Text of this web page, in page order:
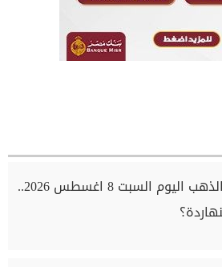
أسعار الذهب اليوم السبت 8 اغسطس 2026..